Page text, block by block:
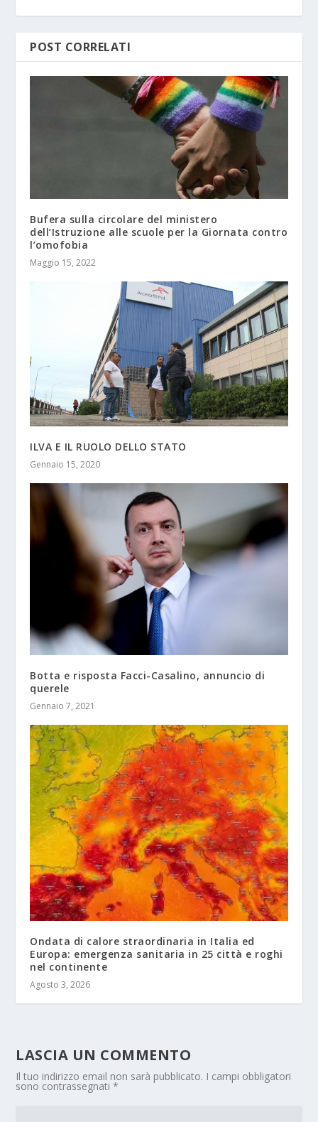
POST CORRELATI
Bufera sulla circolare del ministero
dell’Istruzione alle scuole per la Giornata contro
l’omofobia
Maggio 15, 2022
ILVA E IL RUOLO DELLO STATO
Gennaio 15, 2020
Botta e risposta Facci-Casalino, annuncio di
querele
Gennaio 7, 2021
Ondata di calore straordinaria in Italia ed
Europa: emergenza sanitaria in 25 città e roghi
nel continente
Agosto 3, 2026
LASCIA UN COMMENTO
Il tuo indirizzo email non sarà pubblicato. I campi obbligatori
sono contrassegnati*